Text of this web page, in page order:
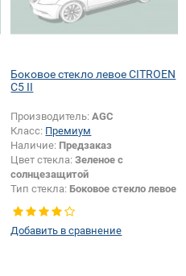
Боковое стекло левое CITROEN
C5 II
Производитель:AGC
Класс: Премиум
Наличие: Предзаказ
Цвет стекла:Зеленое с
солнцезащитой
Тип стекла: Боковое стекло левое
Добавить в сравнение